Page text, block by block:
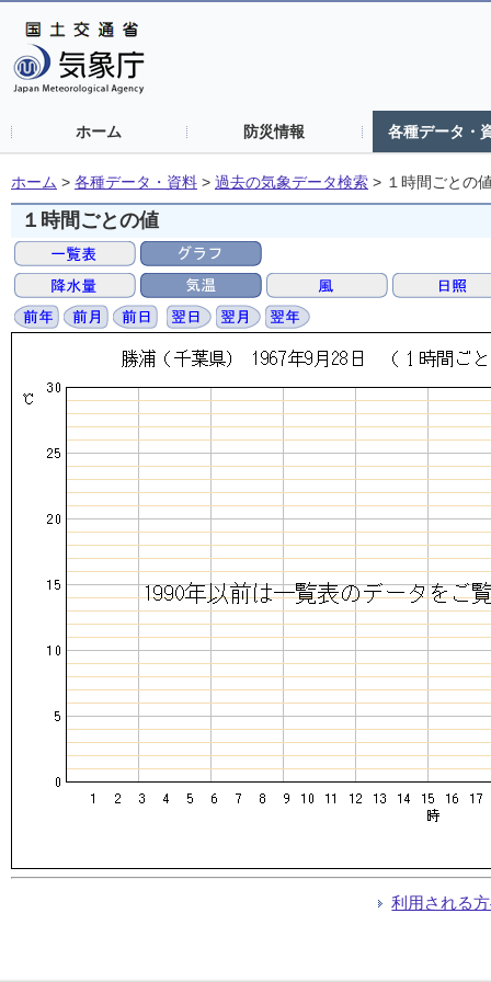
ホーム 防災情報 各種データ・
ホーム > 各種データ・資料 > 過去の気象データ検索 > １時間ごとの
１時間ごとの値
利用される